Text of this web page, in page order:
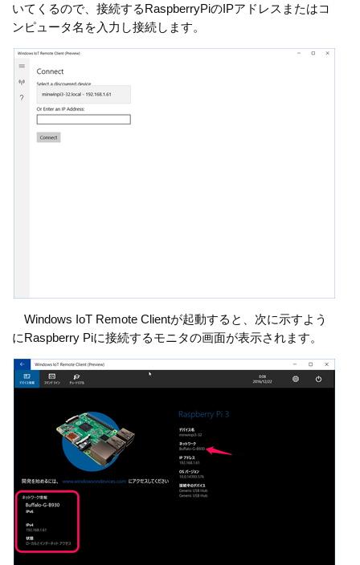
いてくるので、接続するRaspberryPiのIPアドレスまたはコ
ンピュータ名を入力し接続します。
Windows IoT Remote Clientが起動すると、次に示すよう
にRaspberry Piに接続するモニタの画面が表示されます。